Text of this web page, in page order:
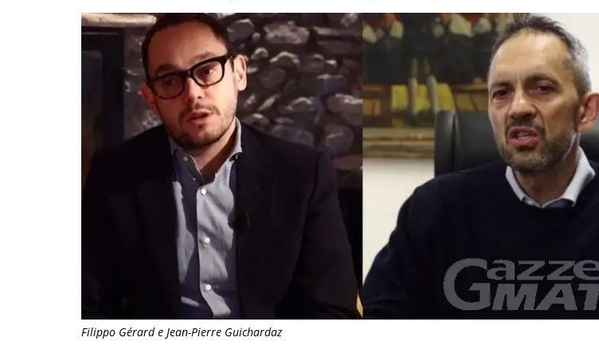
Filippo Gérard e Jean-Pierre Guichardaz